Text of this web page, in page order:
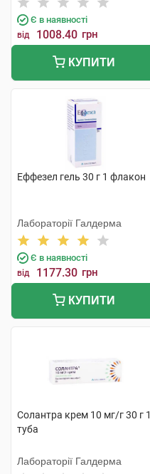
Є в наявності
від 1008.40 грн
КУПИТИ
Еффезел гель 30 г 1 флакон
Лабораторії Галдерма
Є в наявності
від 1177.30 грн
КУПИТИ
Солантра крем 10 мг/г 30 г 1
туба
Лабораторії Галдерма